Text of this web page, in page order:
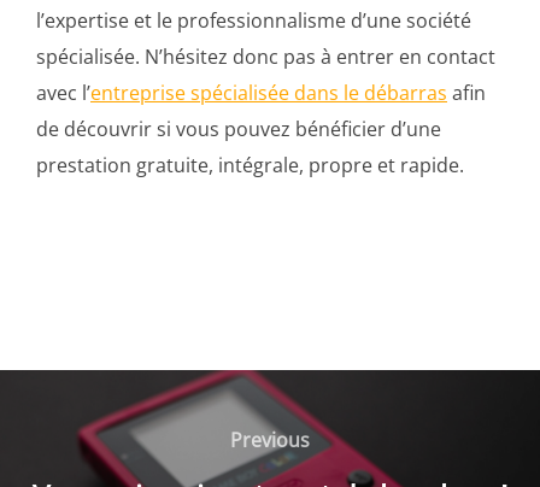
l’expertise et le professionnalisme d’une société
spécialisée. N’hésitez donc pas à entrer en contact
avec l’entreprise spécialisée dans le débarras afin
de découvrir si vous pouvez bénéficier d’une
prestation gratuite, intégrale, propre et rapide.
Navigation
Previous
Previous